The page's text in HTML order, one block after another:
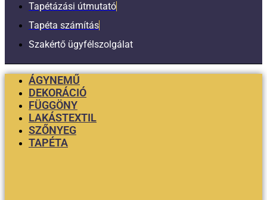
Tapétázási útmutató
Tapéta számítás
Szakértő ügyfélszolgálat
ÁGYNEMŰ
DEKORÁCIÓ
FÜGGÖNY
LAKÁSTEXTIL
SZŐNYEG
TAPÉTA